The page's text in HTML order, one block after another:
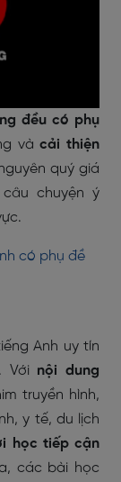
đều có phụ
vàcải thiện
quý giá
chuyện ý
có phụ đề
Anh uy tín
Với nội dung
truyền hình,
y tế, du lịch
học tiếp cận
các bài học